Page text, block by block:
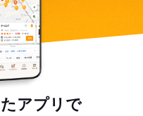
アプリで